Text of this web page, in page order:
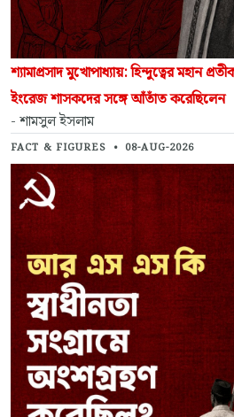
শ্যামাপ্রসাদ মুখোপাধ্যায়: হিন্দুত্বের মহান
ইংরেজ শাসকদের সঙ্গে আঁতাঁত করেছিলেন
- শামসুল ইসলাম
FACT & FIGURES • 08-AUG-2026